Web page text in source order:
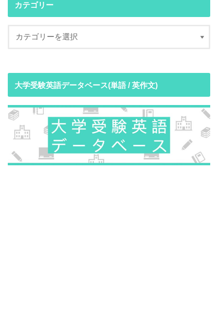
カテゴリー
大学受験英語データベース(単語 / 英作文)